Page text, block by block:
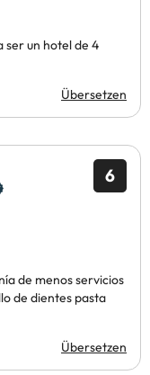
un hotel de 4
Übersetzen
6
de menos servicios
de dientes pasta
Übersetzen